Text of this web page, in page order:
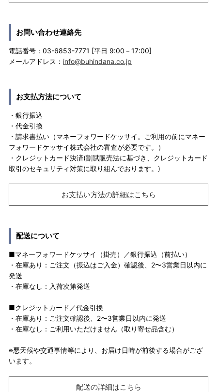
お問い合わせ連絡先
電話番号：03-6853-7771 [平日 9:00－17:00]
メールアドレス： info@buhindana.co.jp
お支払方法について
・銀行振込
・代金引換
・請求書払い（マネーフォワードケッサイ。ご利用の前にマネー
フォワードケッサイ株式会社の審査が必要です。）
・クレジットカード決済(割賦販売法に基づき、クレジットカード
取引のセキュリティ対策に取り組んでおります。)
お支払い方法の詳細はこちら
配送について
■マネーフォワードケッサイ（掛売）／銀行振込（前払い）
・在庫あり：ご注文（振込はご入金）確認後、2〜3営業日以内に
発送
・在庫なし：入荷次第発送
■クレジットカード／代金引換
・在庫あり：ご注文確認後、2〜3営業日以内に発送
・在庫なし：ご利用いただけません（取り寄せ品含む）
※悪天候や交通事情等により、お届け日時が前後する場合がござ
います。
配送の詳細はこちら